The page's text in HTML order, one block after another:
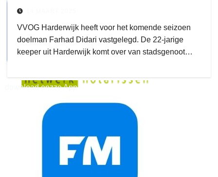
delangekortland
download onzze App
VVOG Harderwijk heeft voor het komende seizoen
doelman Farhad Didari vastgelegd. De 22-jarige
keeper uit Harderwijk komt over van stadsgenoot…